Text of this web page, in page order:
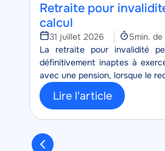
Retraite pour
calcul
31 juillet 2026
Temps
de
lecture
5min.
Corps
La retraite pour invalidité
définitivement inaptes à
avec une pension, lorsque le
Lire l'article